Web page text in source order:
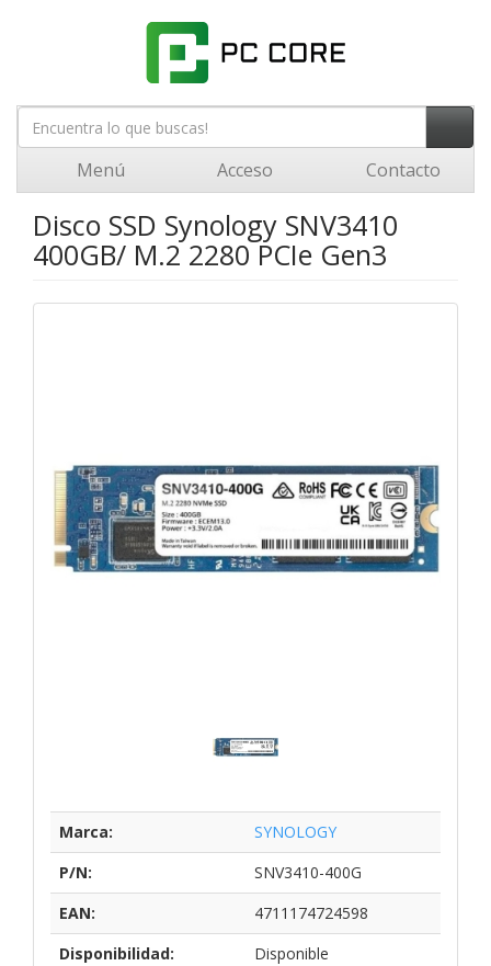
Menú Acceso Contacto
Disco SSD Synology SNV3410
400GB/ M.2 2280 PCIe Gen3
Marca:
SYNOLOGY
P/N:
SNV3410-400G
EAN:
4711174724598
Disponibilidad:
Disponible